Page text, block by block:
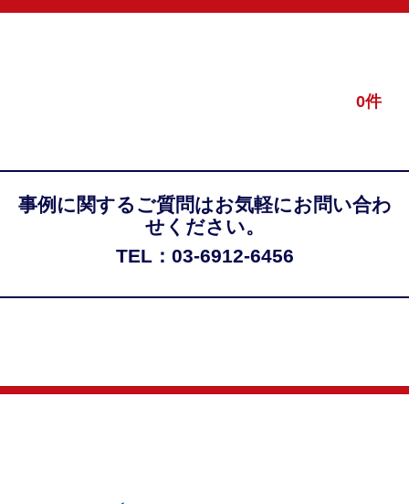
0件
事例に関するご質問はお気軽にお問い合わ
せください。
TEL：03-6912-6456